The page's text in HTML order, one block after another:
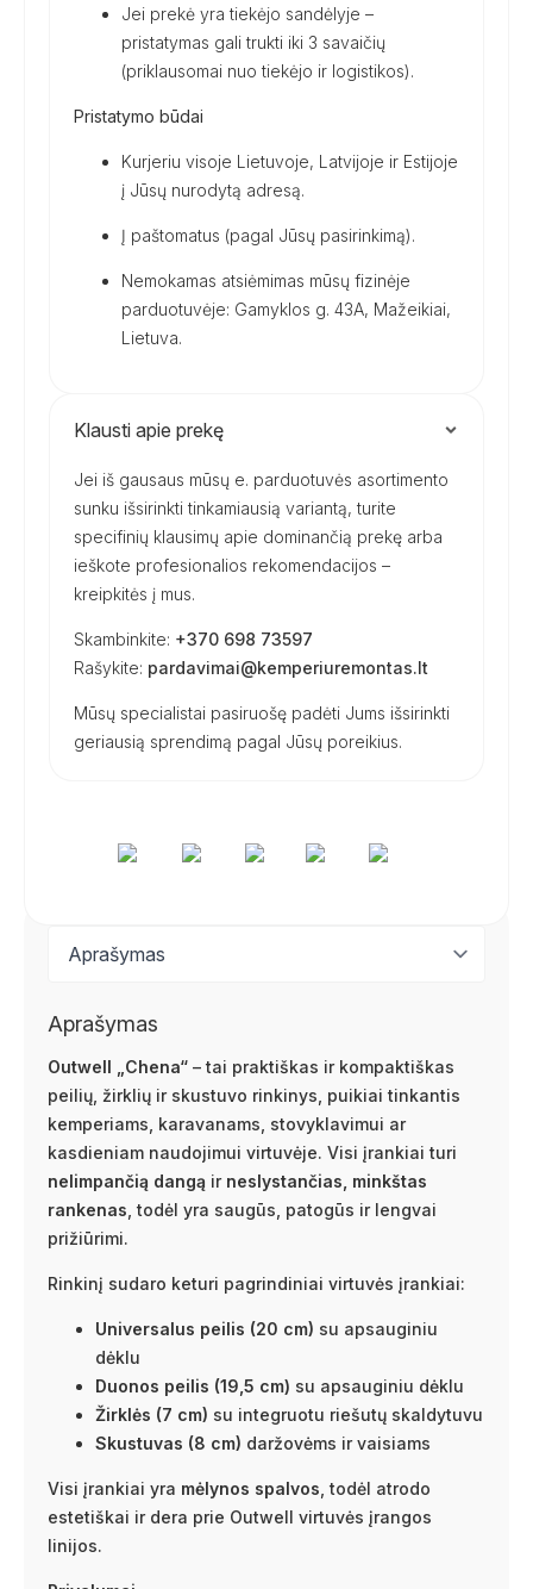
Jei prekė yra tiekėjo sandėlyje –
pristatymas gali trukti iki 3 savaičių
(priklausomai nuo tiekėjo ir logistikos).
Pristatymo būdai
Kurjeriu visoje Lietuvoje, Latvijoje ir Estijoje
į Jūsų nurodytą adresą.
Į paštomatus (pagal Jūsų pasirinkimą).
Nemokamas atsiėmimas mūsų fizinėje
parduotuvėje: Gamyklos g. 43A, Mažeikiai,
Lietuva.
Klausti apie prekę
Jei iš gausaus mūsų e. parduotuvės asortimento
sunku išsirinkti tinkamiausią variantą, turite
specifinių klausimų apie dominančią prekę arba
ieškote profesionalios rekomendacijos –
kreipkitės į mus.
Skambinkite: +370 698 73597
Rašykite: pardavimai@kemperiuremontas.lt
Mūsų specialistai pasiruošę padėti Jums išsirinkti
geriausią sprendimą pagal Jūsų poreikius.
Aprašymas
Outwell „Chena“ – tai praktiškas ir kompaktiškas
peilių, žirklių ir skustuvo rinkinys, puikiai tinkantis
kemperiams, karavanams, stovyklavimui ar
kasdieniam naudojimui virtuvėje. Visi įrankiai turi
nelimpančią dangą ir neslystančias, minkštas
rankenas , todėl yra saugūs, patogūs ir lengvai
prižiūrimi.
Rinkinį sudaro keturi pagrindiniai virtuvės įrankiai:
Universalus peilis (20 cm) su apsauginiu
dėklu
Duonos peilis (19,5 cm) su apsauginiu dėklu
Žirklės (7 cm) su integruotu riešutų skaldytuvu
Skustuvas (8 cm) daržovėms ir vaisiams
Visi įrankiai yra mėlynos spalvos , todėl atrodo
estetiškai ir dera prie Outwell virtuvės įrangos
linijos.